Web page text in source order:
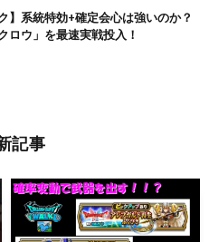
】系統特効+確定会心は強いのか？
ロウ」を最速実戦投入！
記事